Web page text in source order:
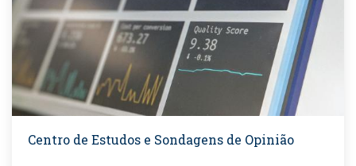
Centro de Estudos e Sondagens de Opinião